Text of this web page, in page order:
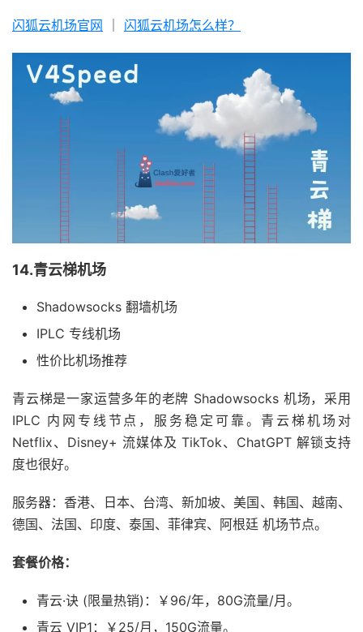
闪狐云机场官网 闪狐云机场怎么样？
14.青云梯机场
Shadowsocks 翻墙机场
IPLC 专线机场
性价比机场推荐
青云梯是一家运营多年的老牌 Shadowsocks 机场，采用
IPLC 内网专线节点，服务稳定可靠。青云梯机场对
Netflix、Disney+ 流媒体及 TikTok、ChatGPT 解锁支持
度也很好。
服务器：香港、日本、台湾、新加坡、美国、韩国、越南、
德国、法国、印度、泰国、菲律宾、阿根廷 机场节点。
套餐价格：
青云·诀 (限量热销)：￥96/年，80G流量/月。
青云 VIP1：￥25/月，150G流量。